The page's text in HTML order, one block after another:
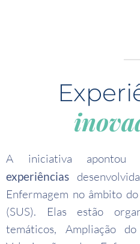
A iniciativa apontou
experiências
Enfermagem no âmbito
(SUS). Elas estão
temáticos, Ampliação